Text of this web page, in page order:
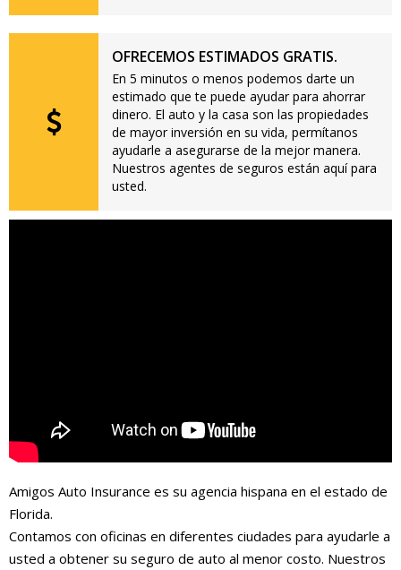
OFRECEMOS ESTIMADOS GRATIS.
En 5 minutos o menos podemos darte un
estimado que te puede ayudar para ahorrar
dinero. El auto y la casa son las propiedades
de mayor inversión en su vida, permítanos
ayudarle a asegurarse de la mejor manera.
Nuestros agentes de seguros están aquí para
usted.
Amigos Auto Insurance es su agencia hispana en el estado de
Florida.
Contamos con oficinas en diferentes ciudades para ayudarle a
usted a obtener su seguro de auto al menor costo. Nuestros